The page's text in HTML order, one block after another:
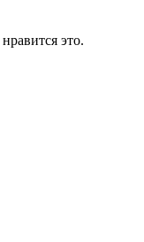
нравится это.